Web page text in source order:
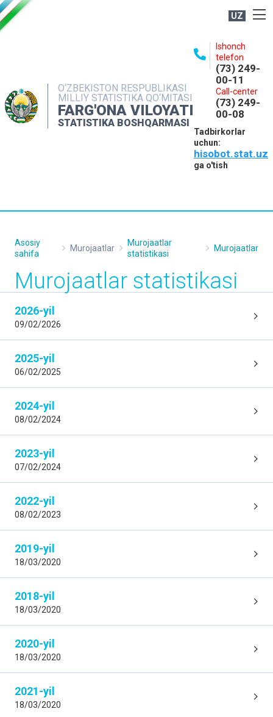
UZ
O‘ZBEKISTON RESPUBLIKASI
MILLIY STATISTIKA QO‘MITASI
FARG'ONA VILOYATI
STATISTIKA BOSHQARMASI
Ishonch
telefon
(73) 249-
00-11
Call-center
(73) 249-
00-08
Tadbirkorlar
uchun:
hisobot.stat.uz
ga o'tish
NASHRLAR
INTERAKTIV XIZMATLAR
MATBUOT XIZMATI
Asosiy
sahifa
Murojaatlar
Murojaatlar
statistikasi
Murojaatlar
Murojaatlar statistikasi
2026-yil
09/02/2026
2025-yil
06/02/2025
2024-yil
08/02/2024
2023-yil
07/02/2024
2022-yil
08/02/2023
2019-yil
18/03/2020
2018-yil
18/03/2020
2020-yil
18/03/2020
2021-yil
18/03/2020